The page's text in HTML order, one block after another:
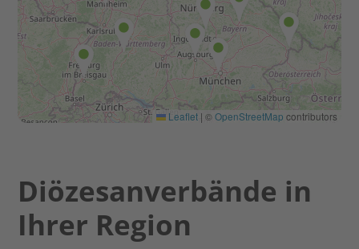
Leaflet | © OpenStreetMap contributors
Diözesanverbände in
Ihrer Region